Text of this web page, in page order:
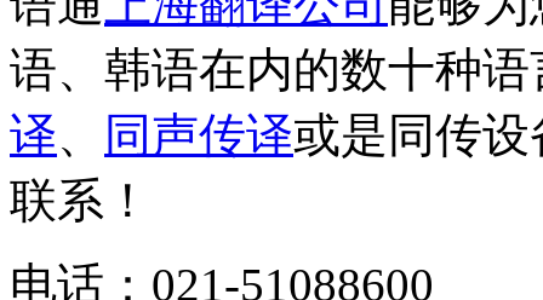
语、韩语在内的数十种语
译、 同声传译或是同传
联系！
电话：021-51088600